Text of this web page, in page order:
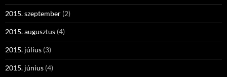
2015. szeptember (2)
2015. augusztus (4)
2015. július (3)
2015. június (4)